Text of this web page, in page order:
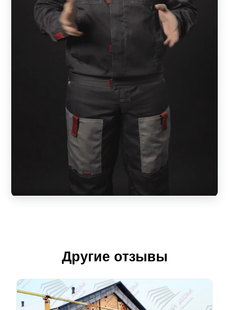
Другие отзывы